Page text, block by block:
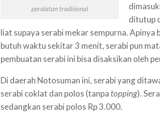
peralatan tradisional
ditutup
liat supaya serabi mekar sempurna. Apinya
butuh waktu sekitar 3 menit, serabi pun
pembuatan serabi ini bisa disaksikan oleh
Di daerah Notosuman ini, serabi yang
serabi coklat dan polos (tanpa topping).
sedangkan serabi polos Rp 3.000.